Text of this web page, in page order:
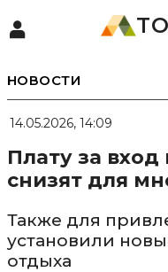
НОВОСТИ
14.05.2026, 14:09
Плату за
снизят для
Также для
установили
отдыха